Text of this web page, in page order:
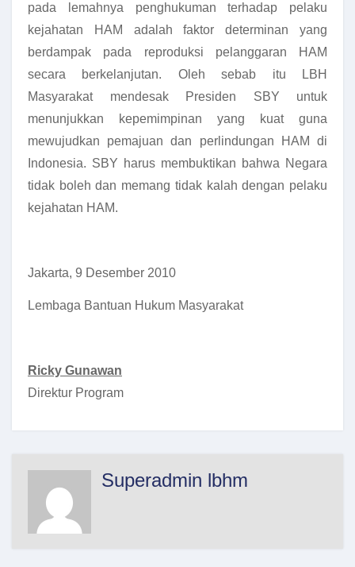
pada lemahnya penghukuman terhadap pelaku
kejahatan HAM adalah faktor determinan yang
berdampak pada reproduksi pelanggaran HAM
secara berkelanjutan. Oleh sebab itu LBH
Masyarakat mendesak Presiden SBY untuk
menunjukkan kepemimpinan yang kuat guna
mewujudkan pemajuan dan perlindungan HAM di
Indonesia. SBY harus membuktikan bahwa Negara
tidak boleh dan memang tidak kalah dengan pelaku
kejahatan HAM.
Jakarta, 9 Desember 2010
Lembaga Bantuan Hukum Masyarakat
Ricky Gunawan
Direktur Program
Superadmin lbhm